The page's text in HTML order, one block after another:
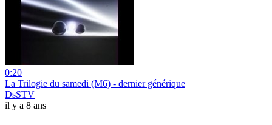
0:20
La Trilogie du samedi (M6) - dernier générique
DsSTV
il y a 8 ans